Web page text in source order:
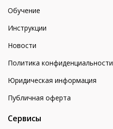
Обучение
Инструкции
Новости
Политика конфиденциальности
Юридическая информация
Публичная оферта
Сервисы